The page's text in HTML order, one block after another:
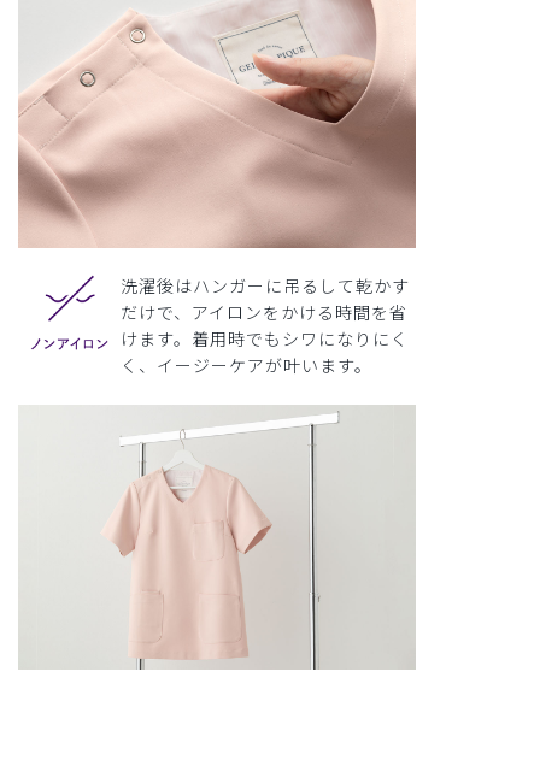
洗濯後はハンガーに吊るして乾かす
だけで、アイロンをかける時間を省
けます。着用時でもシワになりにく
く、イージーケアが叶います。